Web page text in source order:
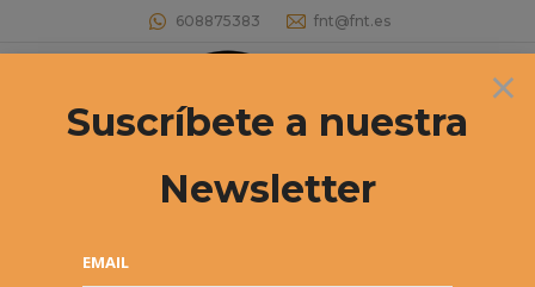
608875383 fnt@fnt.es
Buscar: ×
Suscríbete a nuestra
Newsletter
EMAIL